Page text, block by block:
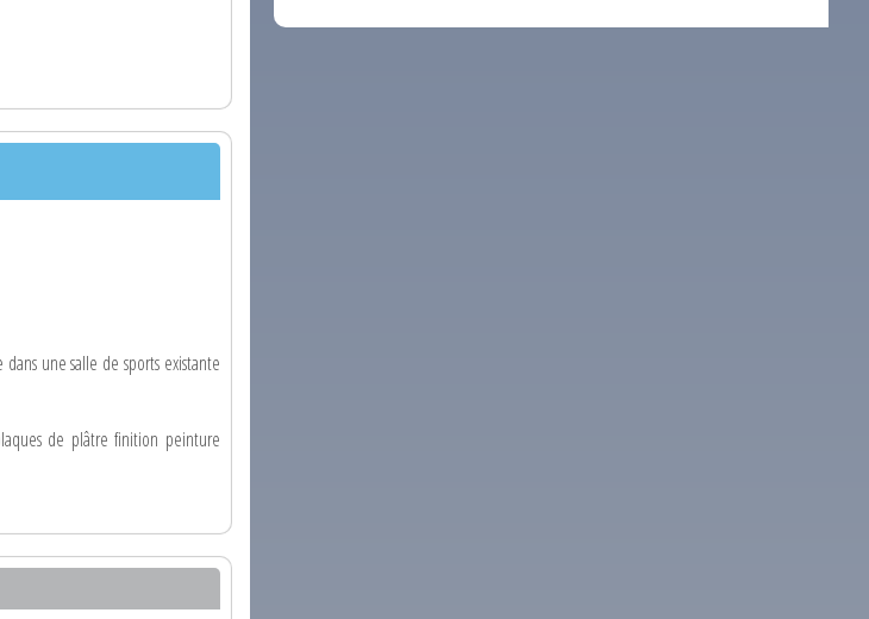
une salle de sports existante
de plâtre finition peinture